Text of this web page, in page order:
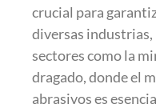
crucial para
diversas
sectores como la
dragado, donde el
abrasivos es